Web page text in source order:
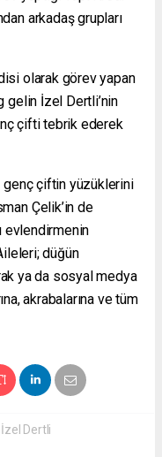
arkadaş grupları
olarak görev yapan
gelin İzel Dertli’nin
çifti tebrik ederek
genç çiftin yüzüklerini
Çelik’in de
evlendirmenin
düğün
ya da sosyal medya
akrabalarına ve tüm
Dertli